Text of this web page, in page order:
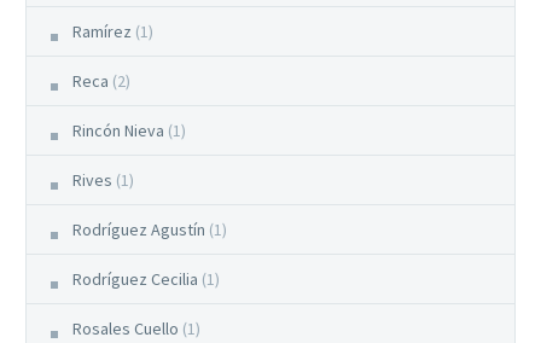
Ramírez (1)
Reca (2)
Rincón Nieva (1)
Rives (1)
Rodríguez Agustín (1)
Rodríguez Cecilia (1)
Rosales Cuello (1)